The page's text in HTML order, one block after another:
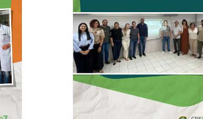
REFORÇA
PARA TODO O
ESTADO